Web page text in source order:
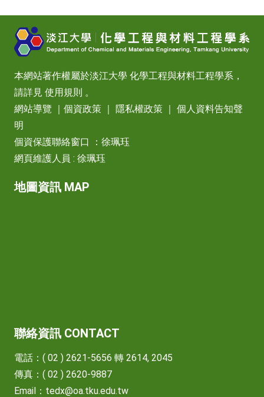
本網站著作權屬於淡江大學 化學工程與材料工程學系，
請詳見 使用規則 。
網站導覽 ｜ 個資政策 ｜ 隱私權政策 ｜ 個人資料告知聲
明
個資保護聯絡窗口 ：徐珮珏
網頁維護人員 : 徐珮珏
地圖資訊 MAP
聯絡資訊 CONTACT
電話：( 02 ) 2621-5656 轉 2614, 2045
傳真：( 02 ) 2620-9887
Email： tedx@oa.tku.edu.tw